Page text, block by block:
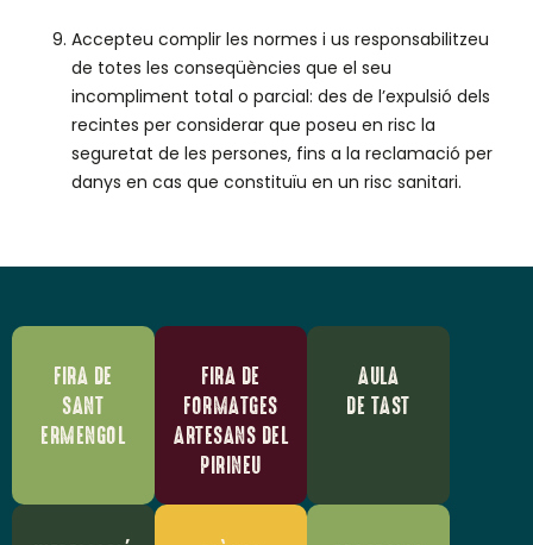
Accepteu complir les normes i us responsabilitzeu
de totes les conseqüències que el seu
incompliment total o parcial: des de l’expulsió dels
recintes per considerar que poseu en risc la
seguretat de les persones, fins a la reclamació per
danys en cas que constituïu en un risc sanitari.
FIRA DE
SANT
ERMENGOL
FIRA DE
FORMATGES
ARTESANS DEL
PIRINEU
AULA
DE TAST